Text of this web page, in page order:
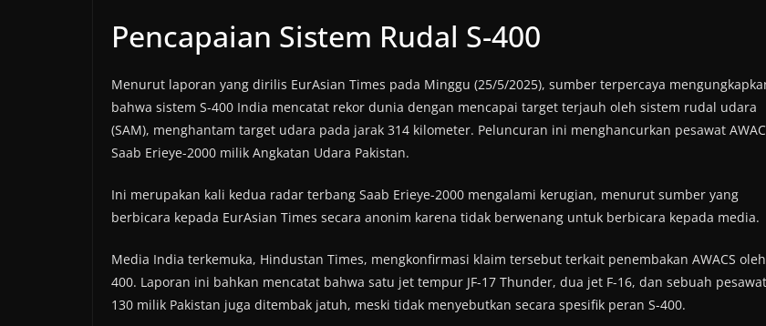
Pencapaian Sistem Rudal S-400
Menurut laporan yang dirilis EurAsian Times pada Minggu (25/5/2025), sumber terpercaya
bahwa sistem S-400 India mencatat rekor dunia dengan mencapai target terjauh oleh sistem rudal udara
(SAM), menghantam target udara pada jarak 314 kilometer. Peluncuran ini menghancurkan pesawat
Saab Erieye-2000 milik Angkatan Udara Pakistan.
Ini merupakan kali kedua radar terbang Saab Erieye-2000 mengalami kerugian, menurut sumber yang
berbicara kepada EurAsian Times secara anonim karena tidak berwenang untuk berbicara kepada media.
Media India terkemuka, Hindustan Times, mengkonfirmasi klaim tersebut terkait penembakan AWACS
400. Laporan ini bahkan mencatat bahwa satu jet tempur JF-17 Thunder, dua jet F-16, dan sebuah
130 milik Pakistan juga ditembak jatuh, meski tidak menyebutkan secara spesifik peran S-400.